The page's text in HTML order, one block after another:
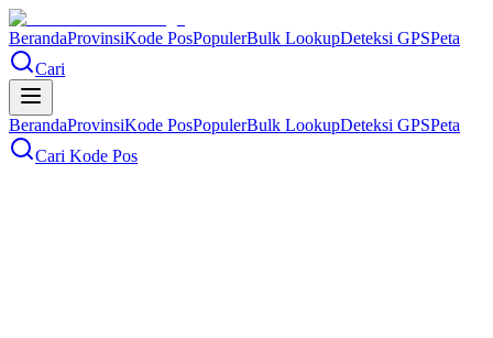
BerandaProvinsiKode PosPopulerBulk LookupDeteksi GPSPeta
Cari
BerandaProvinsiKode PosPopulerBulk LookupDeteksi GPSPeta
Cari Kode Pos